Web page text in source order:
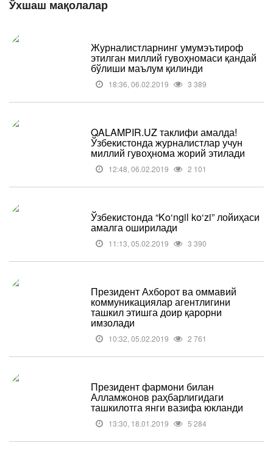
Ўхшаш мақолалар
Журналистларнинг умумэътироф
этилган миллий гувоҳномаси қандай
бўлиши маълум қилинди
18:36, 06.02.2019 3 389
QALAMPIR.UZ таклифи амалда!
Ўзбекистонда журналистлар учун
миллий гувоҳнома жорий этилади
12:48, 06.02.2019 2 101
Ўзбекистонда “Ko‘ngil ko‘zi” лойиҳаси
амалга оширилади
11:13, 05.02.2019 3 390
Президент Ахборот ва оммавий
коммуникациялар агентлигини
ташкил этишга доир қарорни
имзолади
10:32, 05.02.2019 2 761
Президент фармони билан
Алламжонов раҳбарлигидаги
ташкилотга янги вазифа юкланди
13:30, 18.01.2019 5 284